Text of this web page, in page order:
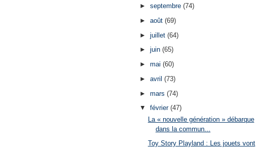
► septembre (74)
► août (69)
► juillet (64)
► juin (65)
► mai (60)
► avril (73)
► mars (74)
▼ février (47)
La « nouvelle génération » débarque
dans la commun...
Toy Story Playland : Les jouets vont